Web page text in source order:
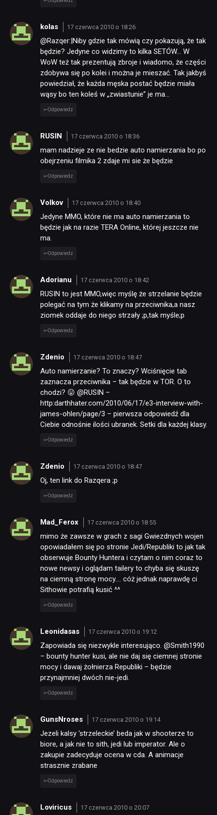
kolas 17 czerwca 2010 o 18:26
@Razqer:|Niby gdzie tak mówią czy pokazują, że tak
będzie? Jedyne co widzimy to kilka SETÓW… W
WoW też tak prezentują zbroje i wiadomo, że części
zdobywa się po kolei i można je mieszać. Tak jakbyś
powiedział, że każda męska postać będzie miała
wąsy bo ten koleś w „zwiastunie” je ma…
Odpowiedz
RUSIN 17 czerwca 2010 o 18:36
mam nadzieje ze nie bedzie auto namierzania bo po
obejrzeniu filmika 2 zdaje mi sie że będzie
Odpowiedz
Volkov 17 czerwca 2010 o 18:40
Jedyne MMO, które nie ma auto namierzania to
będzie jak na razie TERA Online, której jeszcze nie
ma.
Odpowiedz
Adorianu 17 czerwca 2010 o 18:42
RUSIN to jest MMO,więc myślę że strzelanie będzie
polegać na tym że klikamy na przeciwnika,a nasz
ziomek oddaje do niego strzały ;p,tak myśle;p
Odpowiedz
Zdenio 17 czerwca 2010 o 18:47
Auto namierzanie? To znaczy? Wciśnięcie tab
zaznacza przeciwnika – tak będzie w TOR. O to
chodzi? 😛 @RUSIN –
http:darthhater.com/2010/06/17/e3-interview-with-
james-ohlen/page/3 – pierwsza odpowiedź dla
Ciebie odnośnie ilości ubranek. Setki dla każdej klasy.
Odpowiedz
Zdenio 17 czerwca 2010 o 18:47
Oj, ten link do Razqera ;p
Odpowiedz
Mad_Ferox 17 czerwca 2010 o 18:55
mimo że zawsze w grach z sagi Gwiezdnych wojen
opowiadałem się po stronie Jedi/Republiki to jak tak
obserwuje Bounty Huntera i czytam o nim coraz to
nowe newsy i oglądam tailery to chyba się skuszę
na ciemną stronę mocy…. cóż jednak naprawdę ci
Sithowie potrafią kusić ^^
Odpowiedz
Leonidasas 17 czerwca 2010 o 19:12
Zapowiada się niezwykle interesująco. @Smith1990
– bounty hunter kusi, ale nie daj się ciemnej stronie
mocy i dawaj żołnierza Republiki – będzie
przynajmniej dwóch nie-jedi.
Odpowiedz
GunsNroses 17 czerwca 2010 o 19:14
Jezeli kalsy 'strzeleckie’ beda jak w shooterze to
biore, a jak nie to sith, jedi lub imperator. Ale o
zakupie zadecyduje ocena w cda. A animacje
strasznie zrabane
Odpowiedz
Loviricus 17 czerwca 2010 o 20:07